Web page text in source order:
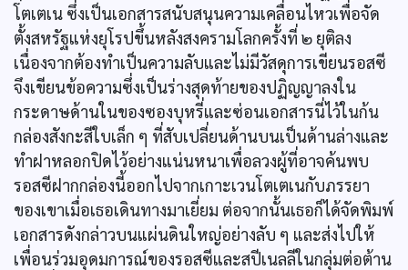
โตเตเน ซึ่งเป็นเอกสารสนับสนุนความเคลื่อนไหวเพื่อจัด
ตั้งสหรัฐแห่งยุโรปขึ้นหลังสงครามโลกครั้งที่ ๒ ยุติลง
เนื่องจากต้องทำเป็นความลับและไม่มีวัสดุการเขียนรอสซี
จึงเขียนข้อความซึ่งเป็นร่างสุดท้ายของปฏิญญาลงใน
กระดาษด้านในของซองบุหรี่และซ่อนเอกสารนี่ไว้ในก้น
กล่องสังกะสีใบเล็ก ๆ ที่สับเปลี่ยนด้านบนเป็นด้านล่างและ
ทำฝาหลอกปิดไว้อย่างแน่นหนาเพื่อลวงผู้ที่อาจค้นพบ
รอสซีฝากกล่องนี้ออกไปจากเกาะเวนโตเตเนกับภรรยา
ของเขาเมื่อเธอเดินทางมาเยี่ยม ต่อจากนั้นเธอก็ได้จัดพิมพ์
เอกสารดังกล่าวบนแผ่นดินใหญ่อย่างลับ ๆ และส่งไปให้
เพื่อนร่วมอุดมการณ์ของรอสซีและสปีเนลลีในกลุ่มต่อต้าน